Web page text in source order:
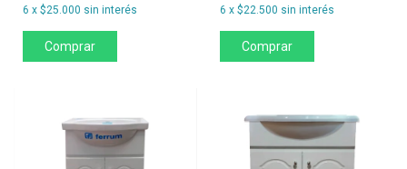
6 x $25.000 sin interés 6 x $22.500 sin interés